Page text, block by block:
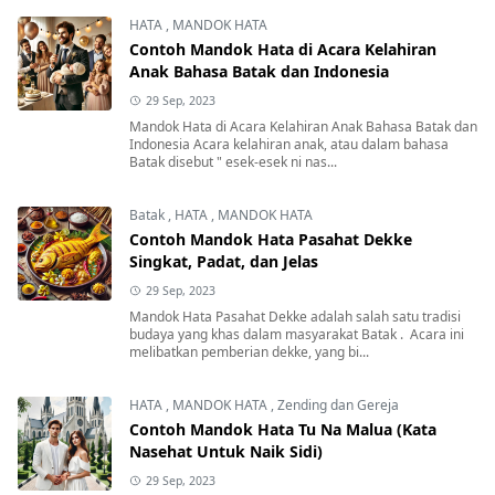
HATA , MANDOK HATA
Contoh Mandok Hata di Acara Kelahiran
Anak Bahasa Batak dan Indonesia
29 Sep, 2023
Mandok Hata di Acara Kelahiran Anak Bahasa Batak dan
Indonesia Acara kelahiran anak, atau dalam bahasa
Batak disebut " esek-esek ni nas...
Batak , HATA , MANDOK HATA
Contoh Mandok Hata Pasahat Dekke
Singkat, Padat, dan Jelas
29 Sep, 2023
Mandok Hata Pasahat Dekke adalah salah satu tradisi
budaya yang khas dalam masyarakat Batak . Acara ini
melibatkan pemberian dekke, yang bi...
HATA , MANDOK HATA ,Zending dan Gereja
Contoh Mandok Hata Tu Na Malua (Kata
Nasehat Untuk Naik Sidi)
29 Sep, 2023